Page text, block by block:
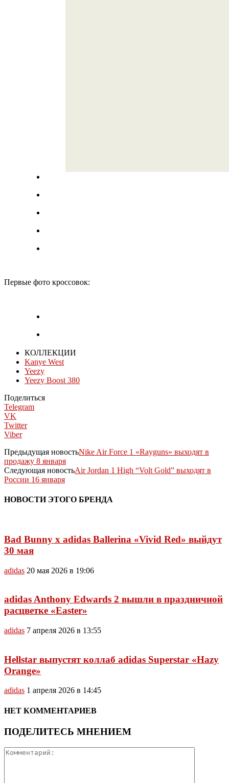
Первые фото кроссовок:
КОЛЛЕКЦИИ
Kanye West
Yeezy
Yeezy Boost 380
Поделиться
Telegram
VK
Twitter
Viber
Предыдущая новостьNike Air Force 1 «Rayguns» выходят в
продажу 8 января
Следующая новостьAir Jordan 1 High “Volt Gold” выходят в
России 16 января
НОВОСТИ ЭТОГО БРЕНДА
Bad Bunny x adidas Ballerina «Vivid Red» выйдут
30 мая
adidas 20 мая 2026 в 19:06
adidas Anthony Edwards 2 вышли в праздничной
расцветке «Easter»
adidas 7 апреля 2026 в 13:55
Hellstar выпустят коллаб adidas Superstar «Hazy
Orange»
adidas 1 апреля 2026 в 14:45
НЕТ КОММЕНТАРИЕВ
ПОДЕЛИТЕСЬ МНЕНИЕМ